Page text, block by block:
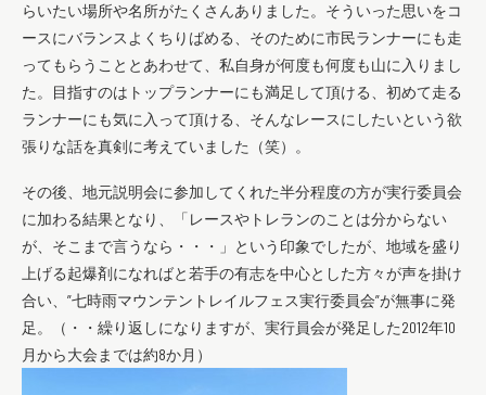
らいたい場所や名所がたくさんありました。そういった思いをコ
ースにバランスよくちりばめる、そのために市民ランナーにも走
ってもらうこととあわせて、私自身が何度も何度も山に入りまし
た。目指すのはトップランナーにも満足して頂ける、初めて走る
ランナーにも気に入って頂ける、そんなレースにしたいという欲
張りな話を真剣に考えていました（笑）。
その後、地元説明会に参加してくれた半分程度の方が実行委員会
に加わる結果となり、「レースやトレランのことは分からない
が、そこまで言うなら・・・」という印象でしたが、地域を盛り
上げる起爆剤になればと若手の有志を中心とした方々が声を掛け
合い、”七時雨マウンテントレイルフェス実行委員会”が無事に発
足。（・・繰り返しになりますが、実行員会が発足した2012年10
月から大会までは約8か月）